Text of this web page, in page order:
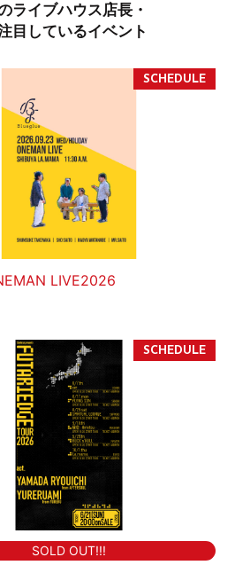
ライブハウス店長・
目しているイベント
LIVE2026
SOLD OUT!!!